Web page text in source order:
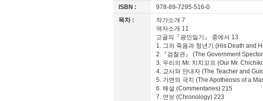
ISBN :
978-89-7295-516-0
목차 :
작가소개 7
역자소개 11
고골의『광인일기』 중에서 13
1. 그의 죽음과 청년기 (His Death and
2.『검찰관』 (The Government
3. 우리의 Mr. 치치꼬프 (Our Mr.
4. 교사와 안내자 (The Teacher and
5. 가면의 극치 (The Apotheosis of a
6. 해설 (Commentaries) 215
7. 연보 (Chronology) 223